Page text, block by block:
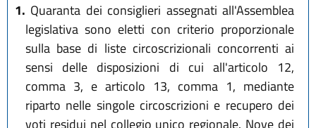
1. Quaranta dei consiglieri assegnati all'Assemblea
legislativa sono eletti con criterio proporzionale
sulla base di liste circoscrizionali concorrenti ai
sensi delle disposizioni di cui all'articolo 12,
comma 3, e articolo 13, comma 1, mediante
riparto nelle singole circoscrizioni e recupero dei
voti residui nel collegio unico regionale. Nove dei